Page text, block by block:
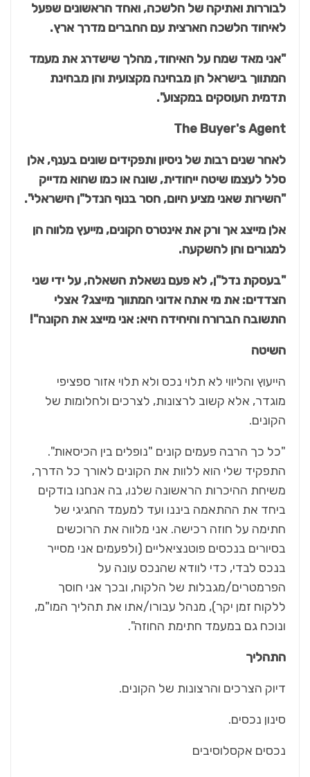
לבוררות ואתיקה של הלשכה, ואחד הראשונים שפעל
לאיחוד הלשכה הארצית עם החברים מדרך ארץ.
"אני מאד שמח על האיחוד, מהלך שישדרג את מעמד
המתווך בישראל הן מבחינה מקצועית והן מבחינת
תדמית העוסקים במקצוע".
The Buyer's Agent
לאחר שנים רבות של ניסיון ותפקידים שונים בענף, אלן
סלל לעצמו שיטה ייחודית, שונה או כמו שהוא מדייק
"השירות שאני מציע היום, חסר בנוף הנדל"ן הישראלי".
אלן מייצג אך ורק את אינטרס הקונים, מייעץ מלווה הן
למגורים והן להשקעה.
"בעסקת נדל"ן, לא פעם נשאלת השאלה, על ידי שני
הצדדים: את מי אתה אדוני המתווך מייצג? אצלי
התשובה הברורה והיחידה היא: אני מייצג את הקונה"!
השיטה
הייעוץ והליווי לא תלוי נכס ולא תלוי אזור ספציפי
מוגדר, אלא קשוב לרצונות, לצרכים ולחלומות של
הקונים.
"כל כך הרבה פעמים קונים "נופלים בין הכיסאות".
התפקיד שלי הוא ללוות את הקונים לאורך כל הדרך,
משיחת ההיכרות הראשונה שלנו, בה אנחנו בודקים
ביחד את ההתאמה ביננו ועד למעמד החגיגי של
חתימה על חוזה רכישה. אני מלווה את הרוכשים
בסיורים בנכסים פוטנציאליים (ולפעמים אני מסייר
בנכס לבדי, כדי לוודא שהנכס עונה על
הפרמטרים/מגבלות של הלקוח, ובכך אני חוסך
ללקוח זמן יקר), מנהל עבורו/אתו את תהליך המו"מ,
ונוכח גם במעמד חתימת החוזה".
התהליך
דיוק הצרכים והרצונות של הקונים.
סינון נכסים.
נכסים אקסלוסיבים